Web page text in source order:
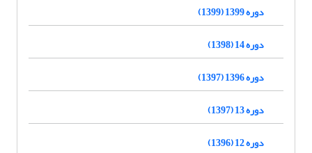
دوره 1399 (1399)
دوره 14 (1398)
دوره 1396 (1397)
دوره 13 (1397)
دوره 12 (1396)